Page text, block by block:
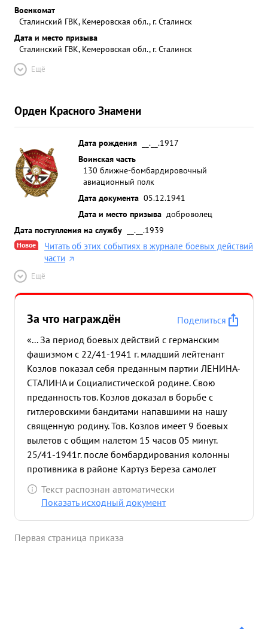
Военкомат
Сталинский ГВК, Кемеровская обл., г. Сталинск
Дата и место призыва
Сталинский ГВК, Кемеровская обл., г. Сталинск
Ещё
Орден Красного Знамени
Дата рождения
__.__.1917
Воинская часть
130 ближне-бомбардировочный
авиационный полк
Дата документа 05.12.1941
Дата и место призыва доброволец
Дата поступления на службу
__.__.1939
Новое
Читать об этих событиях в журнале боевых действий
части
Ещё
За что награждён
Поделиться
«... За период боевых действий с германским
фашизмом с 22/41-1941 г. младший лейтенант
Козлов показал себя преданным партии ЛЕНИНА-
СТАЛИНА и Социалистической родине. Свою
преданность тов. Козлов доказал в борьбе с
гитлеровскими бандитами напавшими на нашу
священную родину. Тов. Козлов имеет 9 боевых
вылетов с общим налетом 15 часов 05 минут.
25/41-1941г. после бомбардирования колонны
противника в районе Картуз Береза самолет
Козлова был атакован истре бителями
противника типа МЕ-109. Экипаж сбил один
выбросился на парашетах. сам Козлов получил
Текст распознан автоматически
Показать исходный документ
Первая страница приказа